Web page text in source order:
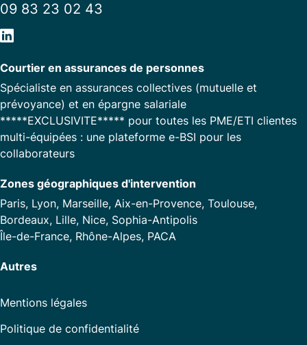
09 83 23 02 43
Courtier en assurances de personnes
Spécialiste en assurances collectives (mutuelle et
prévoyance) et en épargne salariale
*****EXCLUSIVITE***** pour toutes les PME/ETI clientes
multi-équipées : une plateforme e-BSI pour les
collaborateurs
Zones géographiques d'intervention
Paris, Lyon, Marseille, Aix-en-Provence, Toulouse,
Bordeaux, Lille, Nice, Sophia-Antipolis
Île-de-France, Rhône-Alpes, PACA
Autres
Mentions légales
Politique de confidentialité